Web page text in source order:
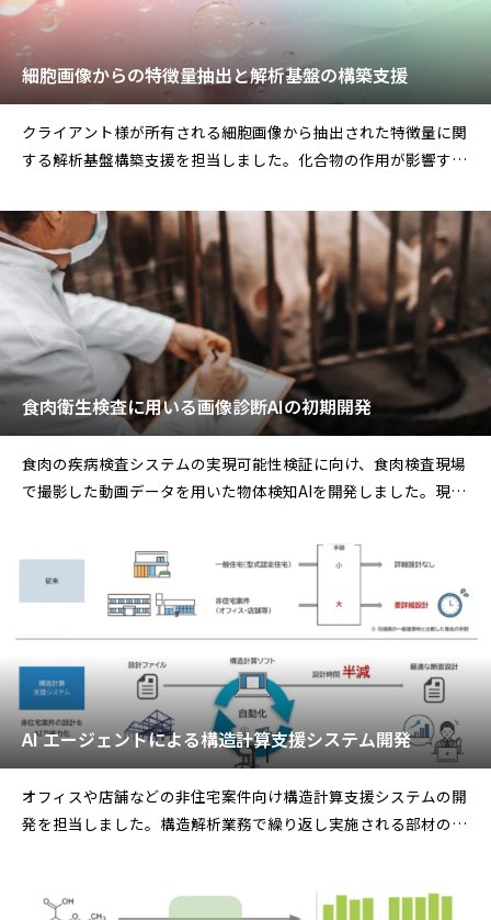
細胞画像からの特徴量抽出と解析基盤の構築支援
クライアント様が所有される細胞画像から抽出された特徴量に関
する解析基盤構築支援を担当しました。化合物の作用が影響する
食肉衛生検査に用いる画像診断AIの初期開発
食肉の疾病検査システムの実現可能性検証に向け、食肉検査現場
で撮影した動画データを用いた物体検知AIを開発しました。現場
AI エージェントによる構造計算支援システム開発
オフィスや店舗などの非住宅案件向け構造計算支援システムの開
発を担当しました。構造解析業務で繰り返し実施される部材の修